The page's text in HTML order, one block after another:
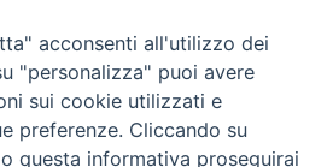
solo con permesso.
diritti sono riservati.
acconsenti all'utilizzo dei
"personalizza" puoi avere
sui cookie utilizzati e
preferenze. Cliccando su
questa informativa proseguirai